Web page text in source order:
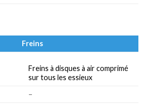
Freins
Freins à disques à air comprimé
sur tous les essieux
–